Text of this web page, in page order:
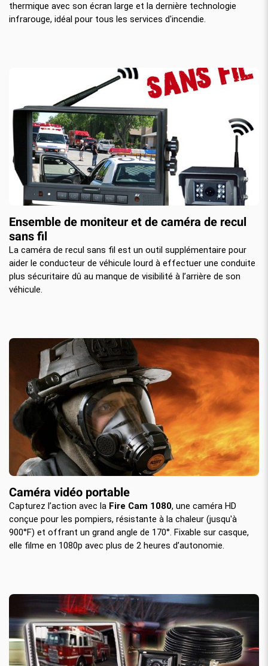
thermique avec son écran large et la dernière technologie
infrarouge, idéal pour tous les services d'incendie.
Ensemble de moniteur et de caméra de recul
sans fil
La caméra de recul sans fil est un outil supplémentaire pour
aider le conducteur de véhicule lourd à effectuer une conduite
plus sécuritaire dû au manque de visibilité à l’arrière de son
véhicule.
Caméra vidéo portable
Capturez l’action avec la Fire Cam 1080, une caméra HD
conçue pour les pompiers, résistante à la chaleur (jusqu'à
900°F) et offrant un grand angle de 170°. Fixable sur casque,
elle filme en 1080p avec plus de 2 heures d’autonomie.